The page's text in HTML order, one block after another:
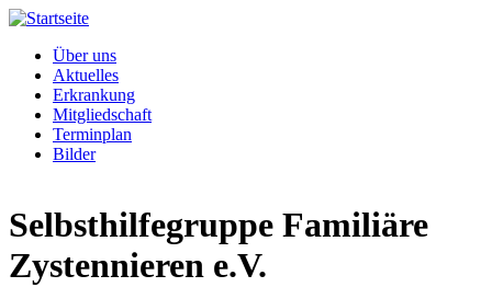
Direkt zum Inhalt
Über uns
Aktuelles
Erkrankung
Mitgliedschaft
Terminplan
Bilder
Selbsthilfegruppe Familiäre
Zystennieren e.V.